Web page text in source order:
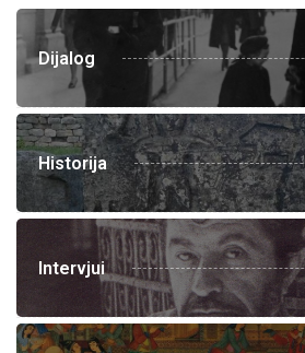
Dijalog
Historija
Intervjui